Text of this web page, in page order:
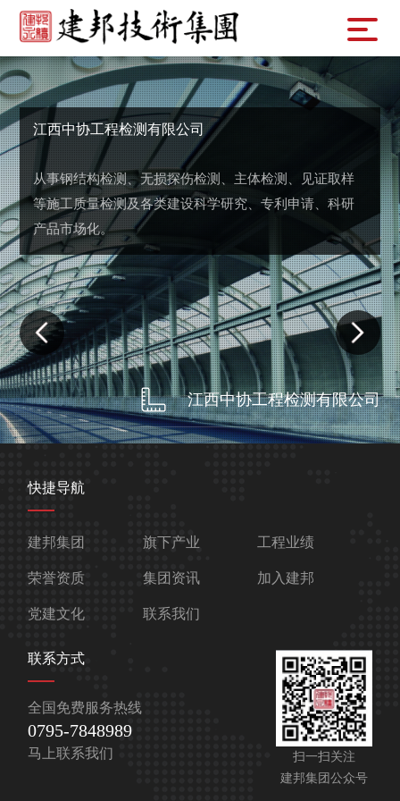
江西中协工程检测有限公司
从事钢结构检测、无损探伤检测、主体检测、见证取样
等施工质量检测及各类建设科学研究、专利申请、科研
产品市场化。
江西中协工程检测有限公司
快捷导航
建邦集团 旗下产业 工程业绩
荣誉资质 集团资讯 加入建邦
党建文化 联系我们
联系方式
全国免费服务热线
0795-7848989
马上联系我们
扫一扫关注
建邦集团公众号